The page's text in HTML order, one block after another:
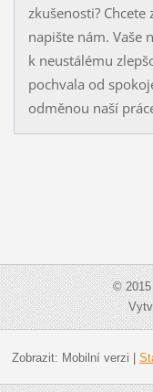
zkušenosti?
napište nám. Vaše
k neustálému
pochvala od
odměnou naší
© 2015
Zobrazit: Mobilní verzi |